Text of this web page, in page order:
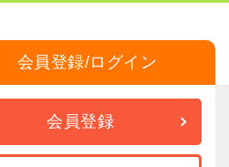
会員登録/ログイン
会員登録